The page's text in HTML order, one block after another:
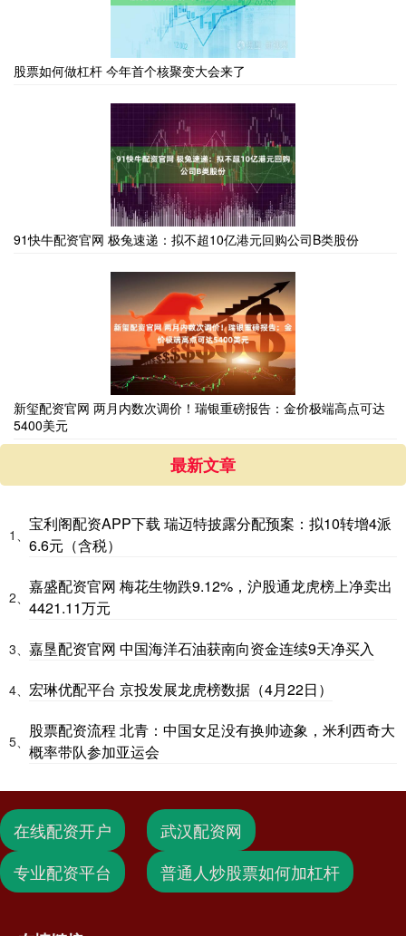
股票如何做杠杆 今年首个核聚变大会来了
91快牛配资官网 极兔速递：拟不超10亿港元回购公司B类股份
新玺配资官网 两月内数次调价！瑞银重磅报告：金价极端高点可达
5400美元
最新文章
1、
宝利阁配资APP下载 瑞迈特披露分配预案：拟10转增4派
6.6元（含税）
2、
嘉盛配资官网 梅花生物跌9.12%，沪股通龙虎榜上净卖出
4421.11万元
3、 嘉垦配资官网 中国海洋石油获南向资金连续9天净买入
4、 宏琳优配平台 京投发展龙虎榜数据（4月22日）
5、
股票配资流程 北青：中国女足没有换帅迹象，米利西奇大
概率带队参加亚运会
在线配资开户
武汉配资网
专业配资平台
普通人炒股票如何加杠杆